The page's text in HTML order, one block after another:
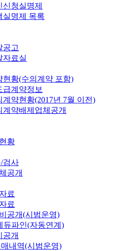
신청실명제
실명제 목록
공고
자료실
현황(수의계약 포함)
급계약정보
계약현황(2017년 7월 이전)
계약배제업체공개
황
검사
공개
료
료
공개(시범운영)
듀파인(자동연계)
공개
내역(시범운영)